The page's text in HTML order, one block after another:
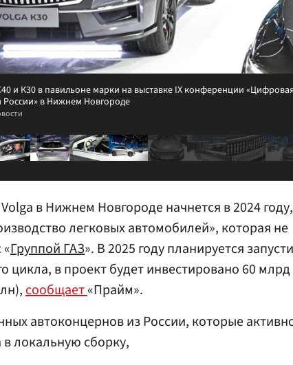
и К30 в павильоне марки на выставке IX конференции «Цифровая
в Нижнем Новгороде
в Нижнем Новгороде начнется в 2024
легковых автомобилей», которая не
Группой ГАЗ». В 2025 году планируется
цикла, в проект будет инвестировано 60 млрд
сообщает«Прайм».
автоконцернов из России, которые
локальную сборку,